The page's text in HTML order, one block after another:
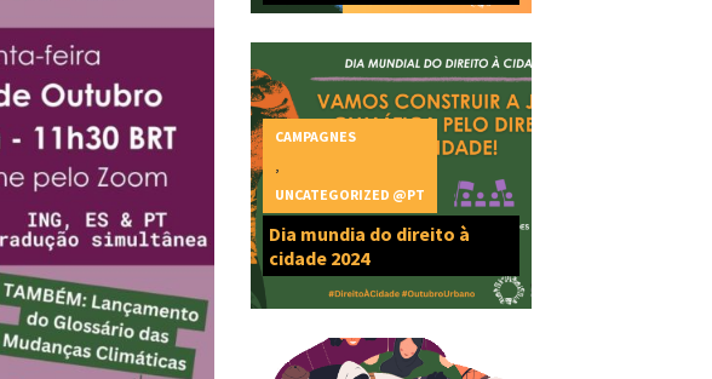
Dia mundia do direito à
cidade 2024
CAMPAGNES
UNCATEGORIZED @PT